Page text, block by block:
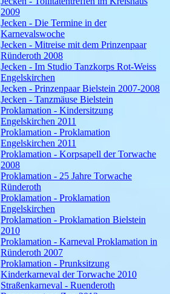
2009
Jecken - Die Termine in der
Karnevalswoche
Jecken - Mitreise mit dem Prinzenpaar
Ründeroth 2008
Jecken - Im Studio Tanzkorps Rot-Weiss
Engelskirchen
Jecken - Prinzenpaar Bielstein 2007-2008
Jecken - Tanzmäuse Bielstein
Proklamation - Kindersitzung
Engelskirchen 2011
Proklamation - Proklamation
Engelskirchen 2011
Proklamation - Korpsapell der Torwache
2008
Proklamation - 25 Jahre Torwache
Ründeroth
Proklamation - Proklamation
Engelskirchen
Proklamation - Proklamation Bielstein
2010
Proklamation - Karneval Proklamation in
Ründeroth 2007
Proklamation - Prunksitzung
Kinderkarneval der Torwache 2010
Straßenkarneval - Ruenderoth